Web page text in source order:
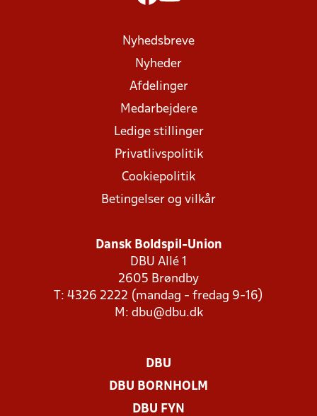
Nyhedsbreve
Nyheder
Afdelinger
Medarbejdere
Ledige stillinger
Privatlivspolitik
Cookiepolitik
Betingelser og vilkår
Dansk Boldspil-Union
DBU Allé 1
2605 Brøndby
T: 4326 2222 (mandag - fredag 9-16)
M: dbu@dbu.dk
DBU
DBU BORNHOLM
DBU FYN